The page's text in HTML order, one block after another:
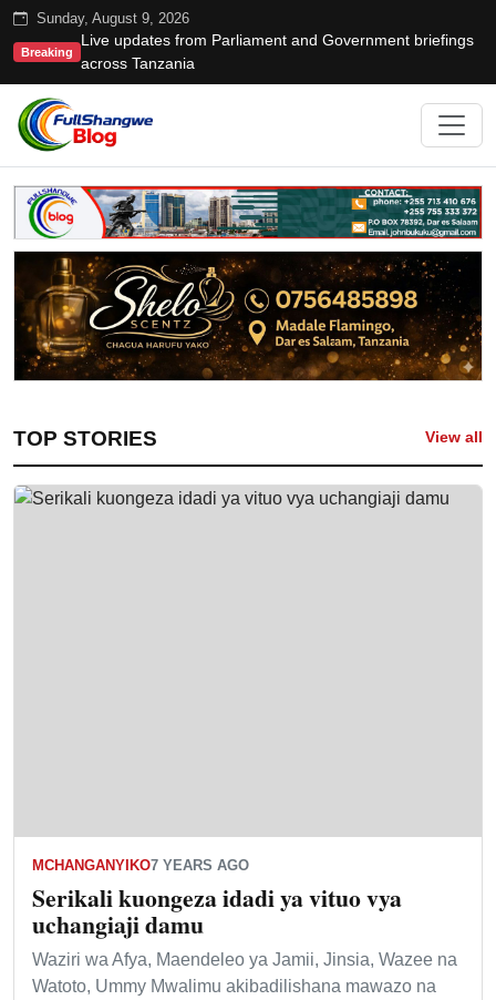
Sunday, August 9, 2026
Breaking
Live updates from Parliament and Government briefings
across Tanzania
TOP STORIES View all
MCHANGANYIKO7 YEARS AGO
Serikali kuongeza idadi ya vituo vya
uchangiaji damu
Waziri wa Afya, Maendeleo ya Jamii, Jinsia, Wazee na
Watoto, Ummy Mwalimu akibadilishana mawazo na